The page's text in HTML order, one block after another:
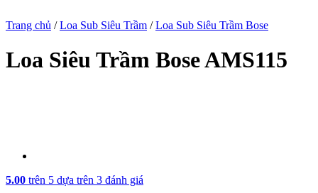
Trang chủ / Loa Sub Siêu Trầm / Loa Sub Siêu Trầm Bose
Loa Siêu Trầm Bose AMS115
5.00 trên 5 dựa trên 3 đánh giá